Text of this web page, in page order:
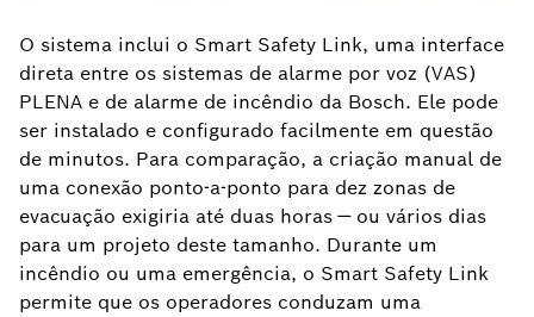
O sistema inclui o Smart Safety Link, uma interface
direta entre os sistemas de alarme por voz (VAS)
PLENA e de alarme de incêndio da Bosch. Ele pode
ser instalado e configurado facilmente em questão
de minutos. Para comparação, a criação manual de
uma conexão ponto-a-ponto para dez zonas de
evacuação exigiria até duas horas — ou vários dias
para um projeto deste tamanho. Durante um
incêndio ou uma emergência, o Smart Safety Link
permite que os operadores conduzam uma